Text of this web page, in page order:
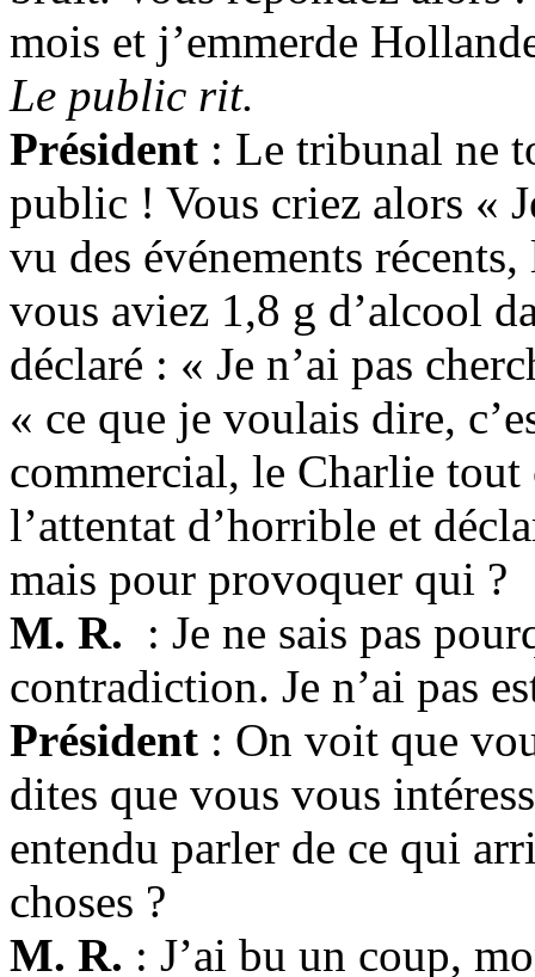
mois et j’emmerde
Le public rit.
Président : Le tribunal ne
public ! Vous criez alors «
vu des événements
vous aviez 1,8 g d’alcool
déclaré : « Je n’ai pas
« ce que je voulais dire,
commercial, le Charlie
l’attentat d’horrible et
mais pour provoquer qui ?
M. R. : Je ne sais pas
contradiction. Je n’ai pas
Président : On voit que
dites que vous vous
entendu parler de ce qui
choses ?
M. R. : J’ai bu un coup,